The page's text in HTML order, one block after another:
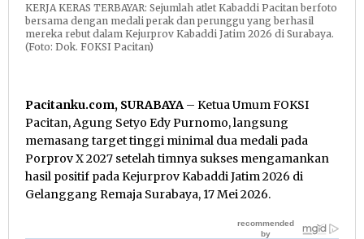
KERJA KERAS TERBAYAR: Sejumlah atlet Kabaddi Pacitan berfoto
bersama dengan medali perak dan perunggu yang berhasil
mereka rebut dalam Kejurprov Kabaddi Jatim 2026 di Surabaya.
(Foto: Dok. FOKSI Pacitan)
Pacitanku.com, SURABAYA – Ketua Umum FOKSI
Pacitan, Agung Setyo Edy Purnomo, langsung
memasang target tinggi minimal dua medali pada
Porprov X 2027 setelah timnya sukses mengamankan
hasil positif pada Kejurprov Kabaddi Jatim 2026 di
Gelanggang Remaja Surabaya, 17 Mei 2026.